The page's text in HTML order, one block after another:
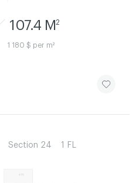
107.4 M 2
1 180 $ per m²
ЧИТАТИ
Section 24 1 FL